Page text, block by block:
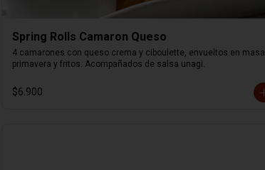
Spring Rolls Camaron Queso
4 camarones con queso crema y ciboulette, envueltos en masa
primavera y fritos. Acompañados de salsa unagi.
$6.900